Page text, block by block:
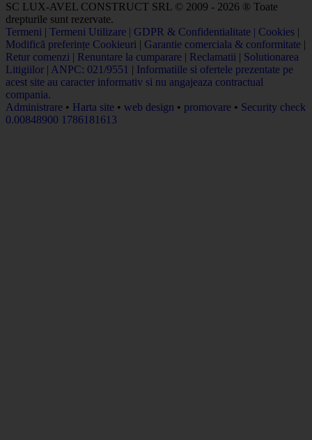
SC LUX-AVEL CONSTRUCT SRL © 2009 - 2026 ® Toate
drepturile sunt rezervate.
Termeni | Termeni Utilizare | GDPR & Confidentialitate | Cookies |
Modifică preferințe Cookieuri | Garantie comerciala & conformitate |
Retur comenzi | Renuntare la cumparare | Reclamatii | Solutionarea
Litigiilor | ANPC: 021/9551 | Informatiile si ofertele prezentate pe
acest site au caracter informativ si nu angajeaza contractual
compania.
Administrare • Harta site • web design • promovare • Security check
0.00848900 1786181613